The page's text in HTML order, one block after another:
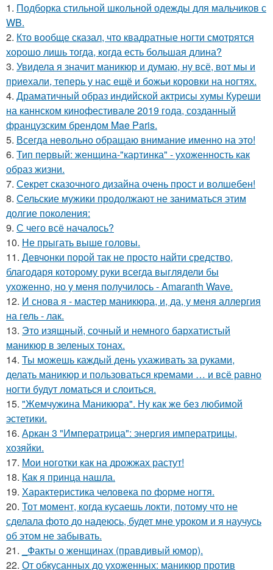
1. Подборка стильной школьной одежды для мальчиков с
WB.
2. Кто вообще сказал, что квадратные ногти смотрятся
хорошо лишь тогда, когда есть большая длина?
3. Увидела я значит маникюр и думаю, ну всё, вот мы и
приехали, теперь у нас ещё и божьи коровки на ногтях.
4. Драматичный образ индийской актрисы хумы Куреши
на каннском кинофестивале 2019 года, созданный
французским брендом Mae Paris.
5. Всегда невольно обращаю внимание именно на это!
6. Тип первый: женщина-"картинка" - ухоженность как
образ жизни.
7. Секрет сказочного дизайна очень прост и волшебен!
8. Сельские мужики продолжают не заниматься этим
долгие поколения:
9. С чего всё началось?
10. Не прыгать выше головы.
11. Девчонки порой так не просто найти средство,
благодаря которому руки всегда выглядели бы
ухоженно, но у меня получилось - Amaranth Wave.
12. И снова я - мастер маникюра, и, да, у меня аллергия
на гель - лак.
13. Это изящный, сочный и немного бархатистый
маникюр в зеленых тонах.
14. Ты можешь каждый день ухаживать за руками,
делать маникюр и пользоваться кремами … и всё равно
ногти будут ломаться и слоиться.
15. "Жемчужина Маникюра". Ну как же без любимой
эстетики.
16. Аркан 3 "Императрица": энергия императрицы,
хозяйки.
17. Мои ноготки как на дрожжах растут!
18. Как я принца нашла.
19. Характеристика человека по форме ногтя.
20. Тот момент, когда кусаешь локти, потому что не
сделала фото до надеюсь, будет мне уроком и я научусь
об этом не забывать.
21.
_Факты о женщинах (правдивый юмор).
22. От обкусанных до ухоженных: маникюр против